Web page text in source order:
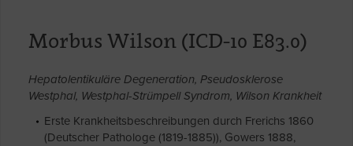
Morbus Wilson (ICD-10 E83.0)
Hepatolentikuläre Degeneration, Pseudosklerose
Westphal, Westphal-Strümpell Syndrom, Wilson Krankheit
Erste Krankheitsbeschreibungen durch Frerichs 1860
(Deutscher Pathologe (1819-1885)), Gowers 1888,